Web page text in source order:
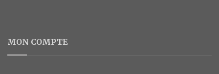
MON COMPTE